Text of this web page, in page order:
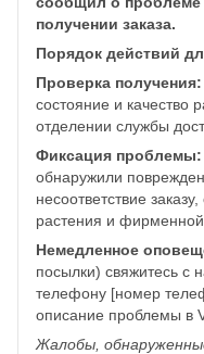
получении заказа.
Порядок действий
Проверка получения:
состояние и качество
отделении службы
Фиксация проблемы:
обнаружили
несоответствие
растения и фирменной
Немедленное
посылки) свяжитесь с
телефону [номер
описание проблемы в
Жалобы,